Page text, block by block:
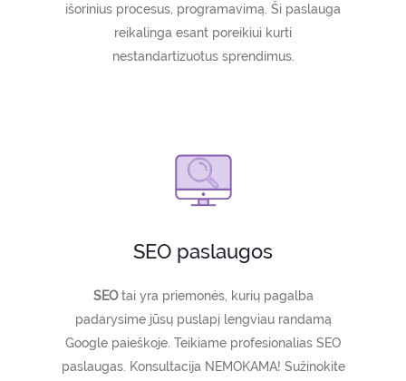
išorinius procesus, programavimą. Ši paslauga
reikalinga esant poreikiui kurti
nestandartizuotus sprendimus.
SEO paslaugos
SEOtai yra priemonės, kurių pagalba
padarysime jūsų puslapį lengviau randamą
Google paieškoje. Teikiame profesionalias SEO
paslaugas. Konsultacija NEMOKAMA! Sužinokite